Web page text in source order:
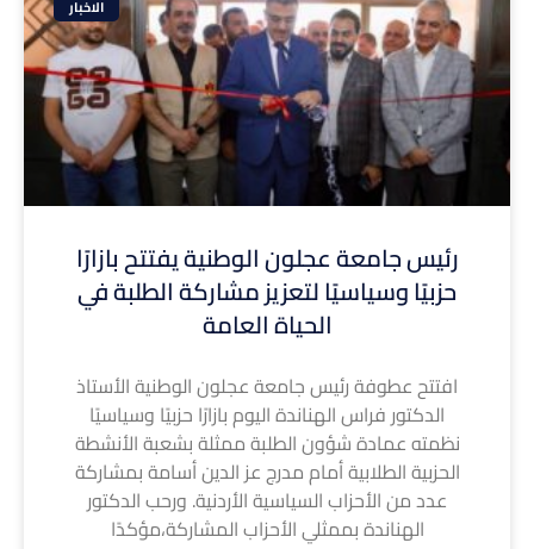
الاخبار
رئيس جامعة عجلون الوطنية يفتتح بازارًا
حزبيًا وسياسيًا لتعزيز مشاركة الطلبة في
الحياة العامة
افتتح عطوفة رئيس جامعة عجلون الوطنية الأستاذ
الدكتور فراس الهناندة اليوم بازارًا حزبيًا وسياسيًا
نظمته عمادة شؤون الطلبة ممثلة بشعبة الأنشطة
الحزبية الطلابية أمام مدرج عز الدين أسامة بمشاركة
عدد من الأحزاب السياسية الأردنية. ورحب الدكتور
الهناندة بممثلي الأحزاب المشاركة،مؤكدًا